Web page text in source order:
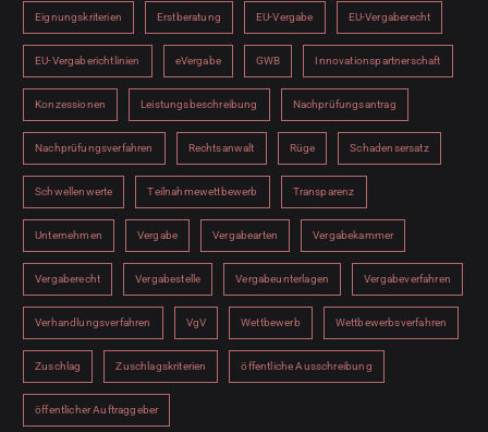
Eignungskriterien Erstberatung EU-Vergabe EU-Vergaberecht
EU-Vergaberichtlinien eVergabe GWB Innovationspartnerschaft
Konzessionen Leistungsbeschreibung Nachprüfungsantrag
Nachprüfungsverfahren Rechtsanwalt Rüge Schadensersatz
Schwellenwerte Teilnahmewettbewerb Transparenz
Unternehmen Vergabe Vergabearten Vergabekammer
Vergaberecht Vergabestelle Vergabeunterlagen Vergabeverfahren
Verhandlungsverfahren VgV Wettbewerb Wettbewerbsverfahren
Zuschlag Zuschlagskriterien öffentliche Ausschreibung
öffentlicher Auftraggeber